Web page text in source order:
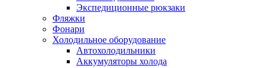
Экспедиционные рюкзаки
Фляжки
Фонари
Холодильное оборудование
Автохолодильники
Аккумуляторы холода